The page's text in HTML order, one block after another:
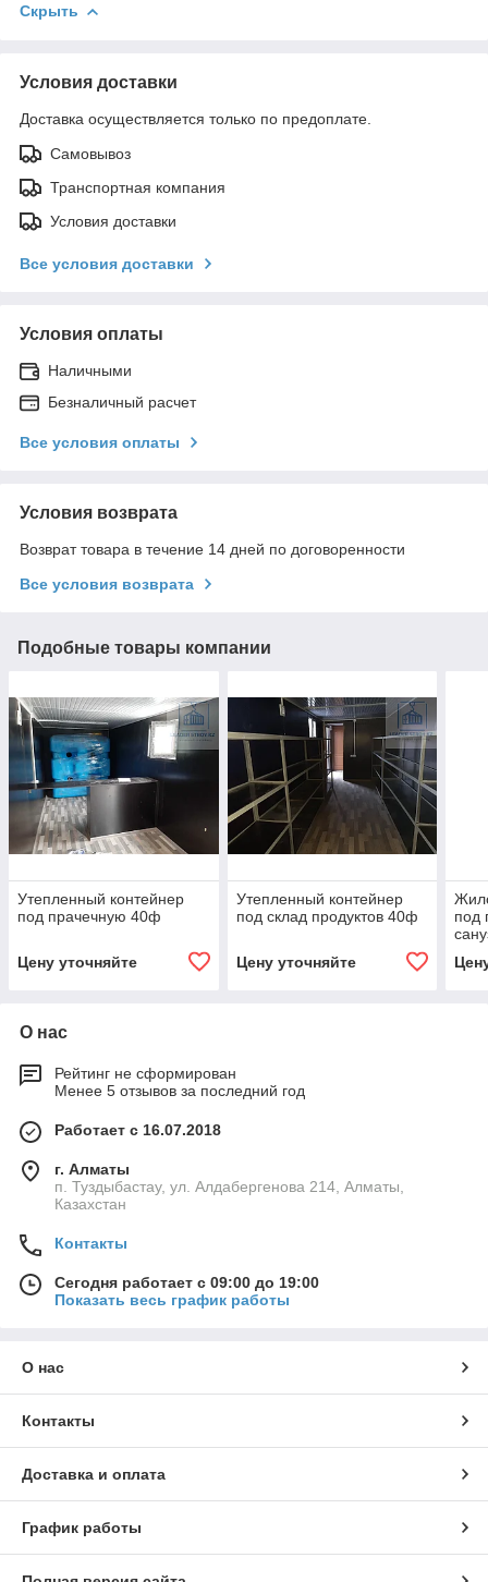
Скрыть
Условия доставки
Доставка осуществляется только по предоплате.
Самовывоз
Транспортная компания
Условия доставки
Все условия доставки
Условия оплаты
Наличными
Безналичный расчет
Все условия оплаты
Условия возврата
Возврат товара в течение 14 дней по договоренности
Все условия возврата
Подобные товары компании
Утепленный контейнер
под прачечную 40ф
Цену уточняйте
Утепленный контейнер
под склад продуктов 40ф
Цену уточняйте
под
О нас
Рейтинг не сформирован
Менее 5 отзывов за последний год
Работает с 16.07.2018
г. Алматы
п. Туздыбастау, ул. Алдабергенова 214, Алматы,
Казахстан
Контакты
Сегодня работает с 09:00 до 19:00
Показать весь график работы
О нас
Контакты
Доставка и оплата
График работы